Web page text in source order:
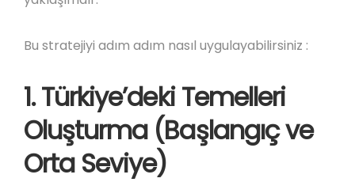
Bu stratejiyi adım adım nasıl uygulayabilirsiniz :
1. Türkiye’deki Temelleri
Oluşturma (Başlangıç ve
Orta Seviye)